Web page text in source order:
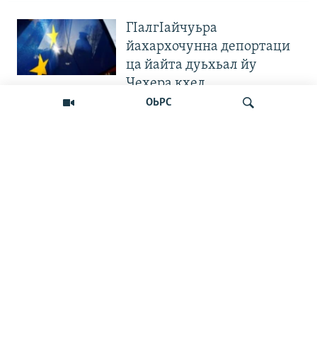
ОЬРС
ГIалгIайчуьра
йахархочунна депортаци
ца йайта дуьхьал йу
Чехера кхел